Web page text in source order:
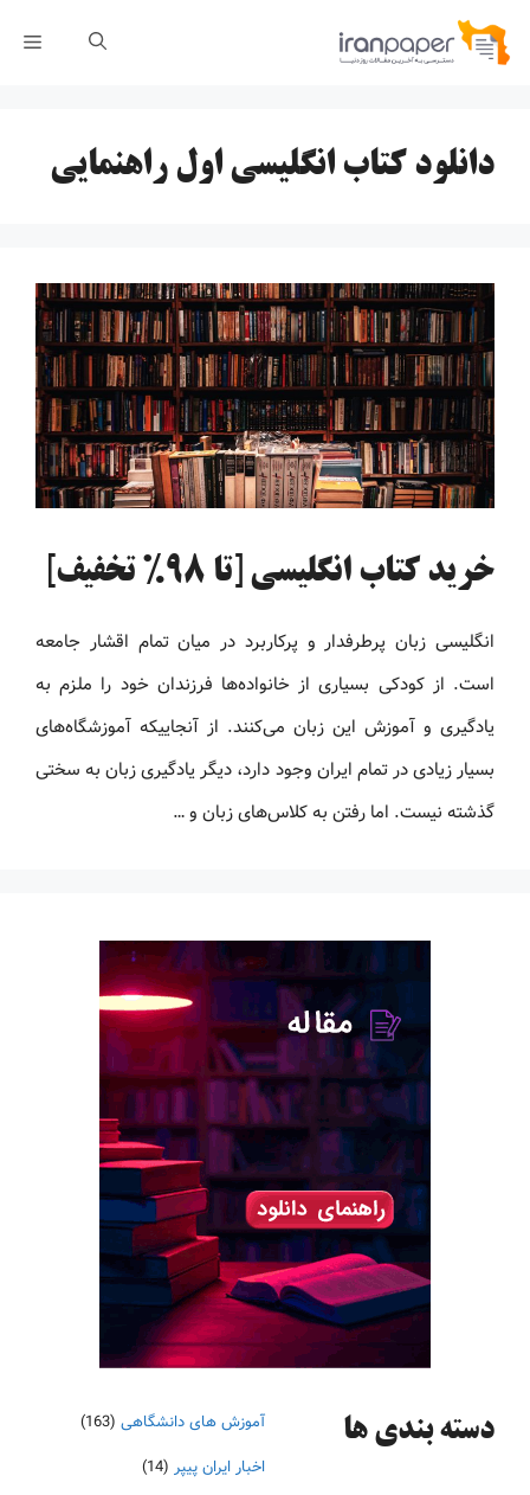
پرش
دانلود کتاب انگلیسی اول راهنمایی
خرید کتاب انگلیسی [تا 98% تخفیف]
انگلیسی زبان پرطرفدار و پرکاربرد در میان تمام اقشار جامعه
است. از کودکی بسیاری از خانواده‌ها فرزندان خود را ملزم به
یادگیری و آموزش این زبان می‌کنند. از آنجاییکه آموزشگاه‌های
بسیار زیادی در تمام ایران وجود دارد، دیگر یادگیری زبان به سختی
گذشته نیست. اما رفتن به کلاس‌های زبان و …
دسته‌ بندی ها آموزش های دانشگاهی (163)
اخبار ایران پیپر (14)